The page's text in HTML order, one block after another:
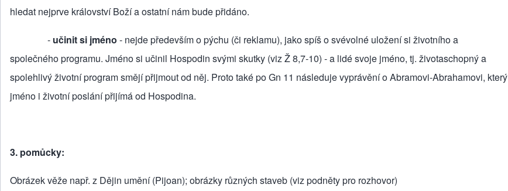
hledat nejprve království Boží a ostatní nám bude přidáno.
‑ učinit si jméno ‑ nejde především o pýchu (či reklamu), jako spíš o svévolné uložení si životního a
společného programu. Jméno si učinil Hospodin svými skutky (viz Ž 8,7‑10) ‑ a lidé svoje jméno, tj. životaschopný a
spolehlivý životní program smějí přij­mout od něj. Proto také po Gn 11 následuje vyprávění o Abramovi‑Abrahamovi, který
jméno i životní poslání přijímá od Hospo­dina.
3. pomůcky:
Obrázek věže např. z Dějin umění (Pijoan); obrázky různých staveb (viz podněty pro rozhovor)